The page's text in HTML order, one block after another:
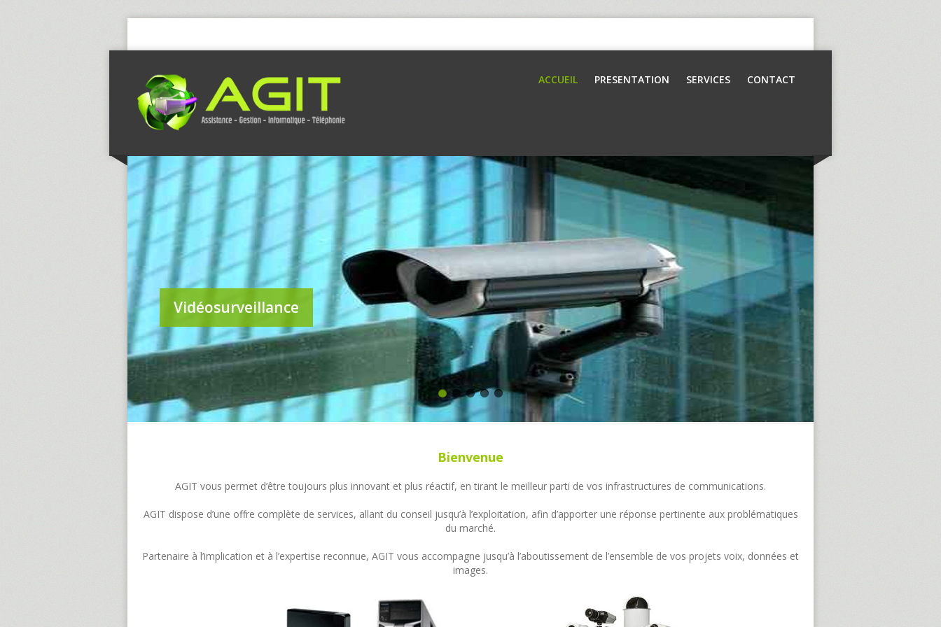
ACCUEIL PRESENTATION SERVICES CONTACT
Vidéosurveillance
Bienvenue
AGIT vous permet d’être toujours plus innovant et plus réactif, en tirant le meilleur parti de vos infrastructures de communications.
AGIT dispose d’une offre complète de services, allant du conseil jusqu’à l’exploitation, afin d’apporter une réponse pertinente aux problématiques
du marché.
Partenaire à l’implication et à l’expertise reconnue, AGIT vous accompagne jusqu’à l’aboutissement de l’ensemble de vos projets voix, données et
images.